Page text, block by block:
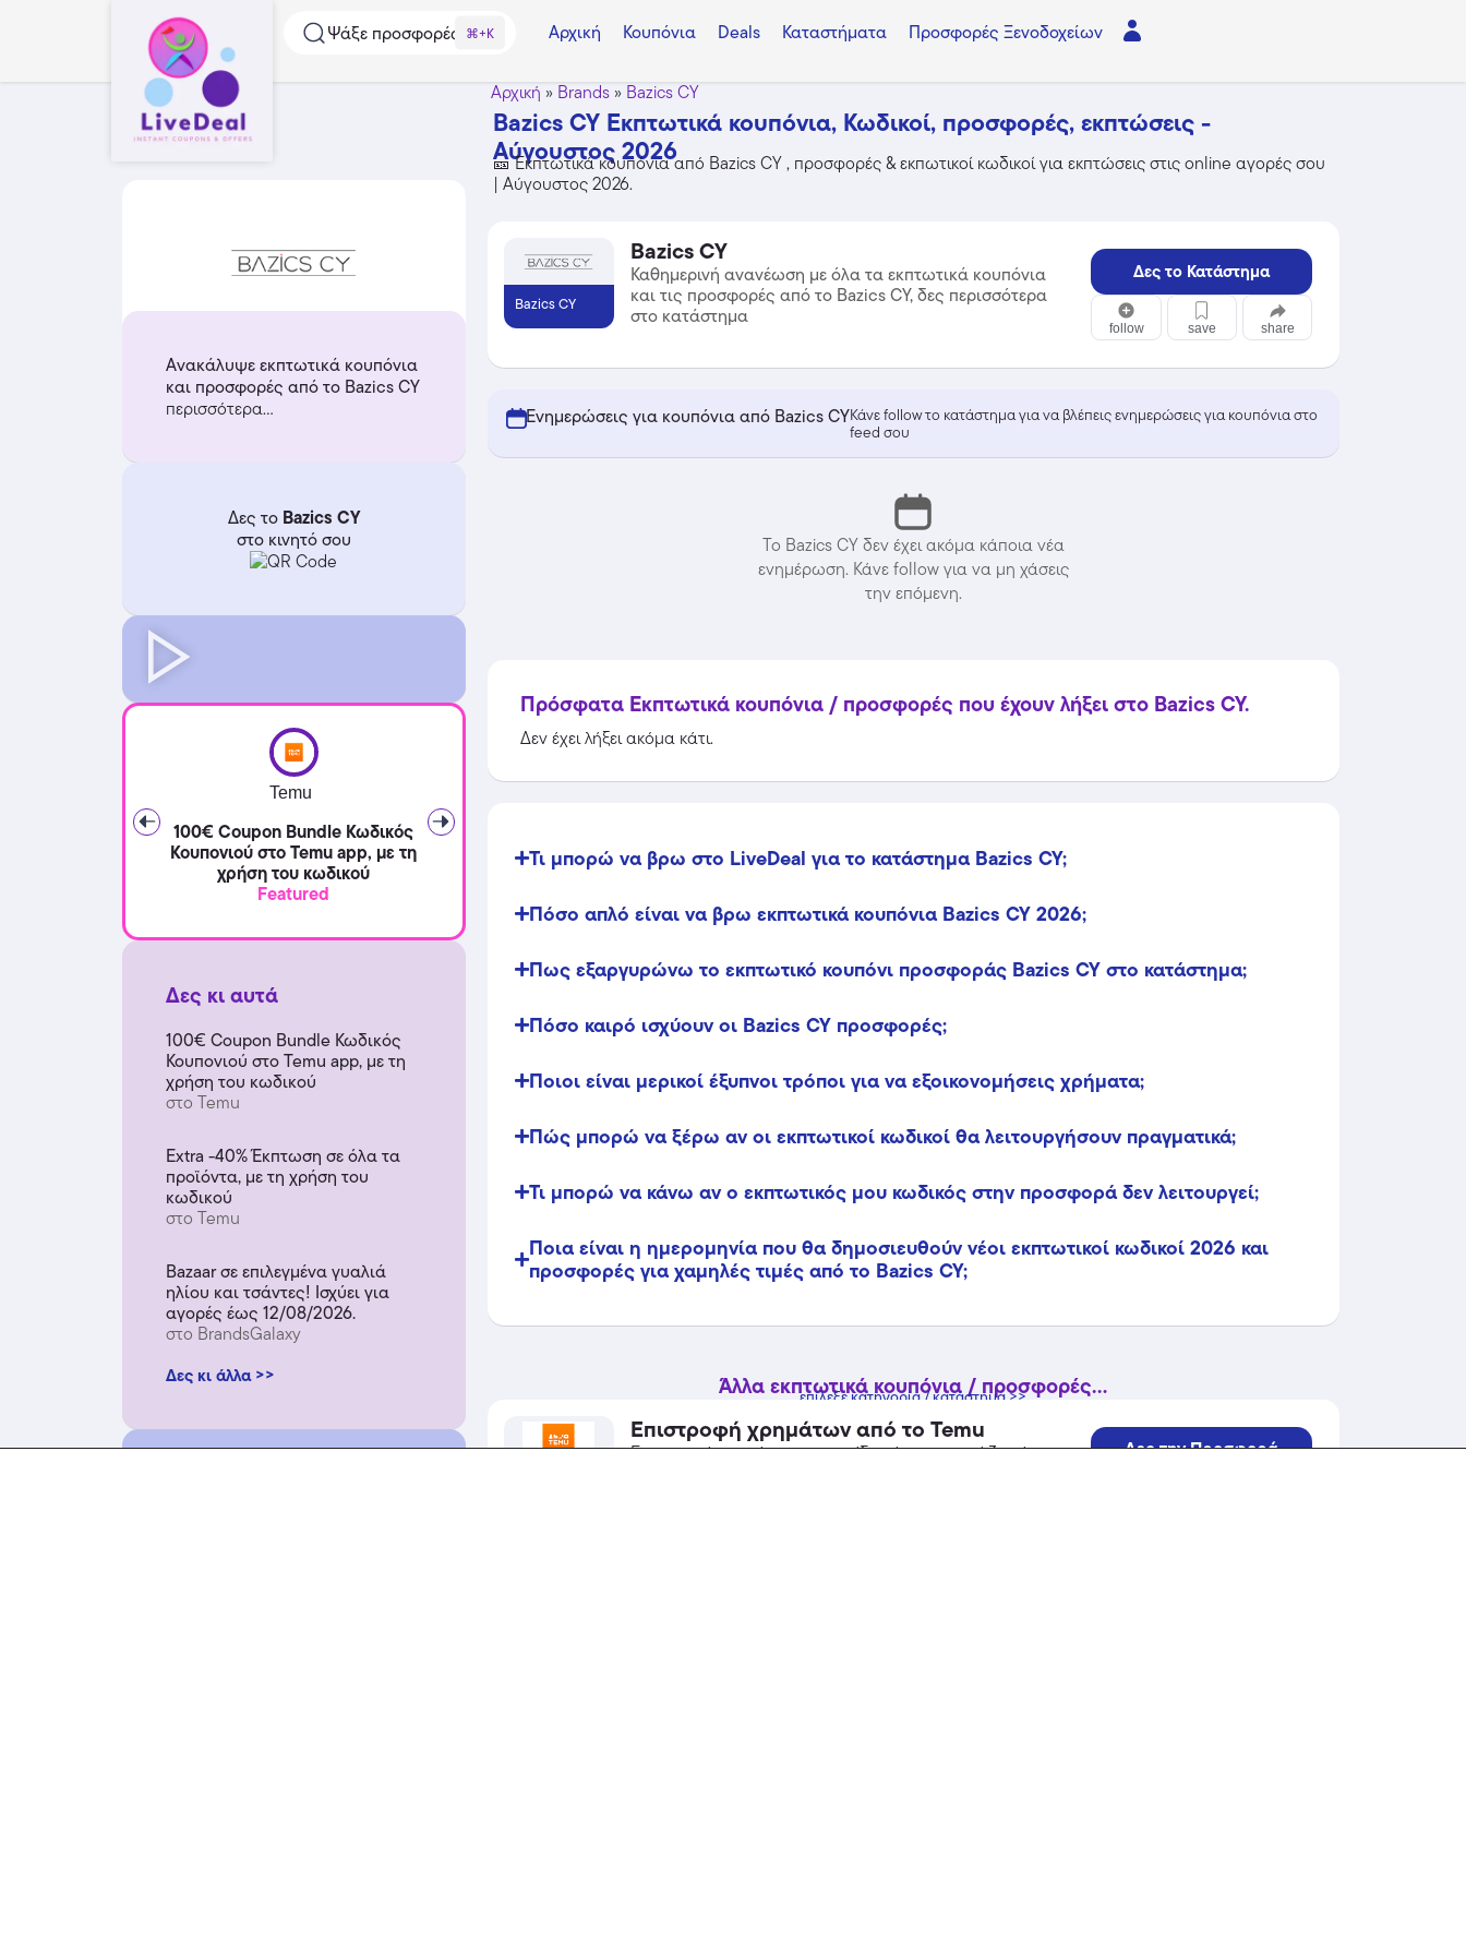
Ψάξε προσφορές...⌘+K Αρχική Κουπόνια Deals Καταστήματα Προσφορές Ξενοδοχείων
Ανακάλυψε εκπτωτικά κουπόνια
και προσφορές από το Bazics CY
περισσότερα...
Δες το Bazics CY
στο κινητό σου
Temu
100€ Coupon Bundle Κωδικός
Κουπονιού στο Temu app, με τη
χρήση του κωδικού
Featured
προϊόντα, με τη χρήση του
κωδικού
Δες κι αυτά
100€ Coupon Bundle Κωδικός
Κουπονιού στο Temu app, με τη
χρήση του κωδικού
στο Temu
Extra -40% Έκπτωση σε όλα τα
προϊόντα, με τη χρήση του
κωδικού
στο Temu
Bazaar σε επιλεγμένα γυαλιά
ηλίου και τσάντες! Ισχύει για
αγορές έως 12/08/2026.
στο BrandsGalaxy
Δες κι άλλα >>
Αρχική » Brands» Bazics CY
Bazics CY Εκπτωτικά κουπόνια, Κωδικοί, προσφορές, εκπτώσεις -
Αύγουστος 2026
🎫 Εκπτωτικά κουπόνια από Bazics CY , προσφορές & εκπωτικοί κωδικοί για εκπτώσεις στις online αγορές σου
| Αύγουστος 2026.
Bazics CY
Bazics CY
Καθημερινή ανανέωση με όλα τα εκπτωτικά κουπόνια
και τις προσφορές από το Bazics CY, δες περισσότερα
στο κατάστημα
Δες το Κατάστημα
follow save share
Ενημερώσεις για κουπόνια από Bazics CYΚάνε follow το κατάστημα για να βλέπεις ενημερώσεις για κουπόνια στο
feed σου
Το Bazics CY δεν έχει ακόμα κάποια νέα
ενημέρωση. Κάνε follow για να μη χάσεις
την επόμενη.
Πρόσφατα Εκπτωτικά κουπόνια / προσφορές που έχουν λήξει στο Bazics CY.
Δεν έχει λήξει ακόμα κάτι.
Τι μπορώ να βρω στο LiveDeal για το κατάστημα Bazics CY;
Πόσο απλό είναι να βρω εκπτωτικά κουπόνια Bazics CY 2026;
Πως εξαργυρώνω το εκπτωτικό κουπόνι προσφοράς Bazics CY στο κατάστημα;
Πόσο καιρό ισχύουν οι Bazics CY προσφορές;
Ποιοι είναι μερικοί έξυπνοι τρόποι για να εξοικονομήσεις χρήματα;
Πώς μπορώ να ξέρω αν οι εκπτωτικοί κωδικοί θα λειτουργήσουν πραγματικά;
Τι μπορώ να κάνω αν ο εκπτωτικός μου κωδικός στην προσφορά δεν λειτουργεί;
Ποια είναι η ημερομηνία που θα δημοσιευθούν νέοι εκπτωτικοί κωδικοί 2026 και
προσφορές για χαμηλές τιμές από το Bazics CY;
Άλλα εκπτωτικά κουπόνια / προσφορές...
επίλεξε κατηγορία / κατάστημα >>
Επιστροφή χρημάτων από το Temu
Επιστροφή χρημάτων αν το είδος έχει υποστεί ζημιά, σε
Δες την Προσφορά